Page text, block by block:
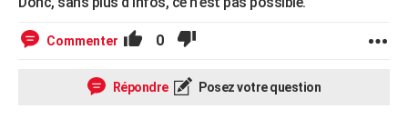
Commenter 0
Répondre Posez votre question